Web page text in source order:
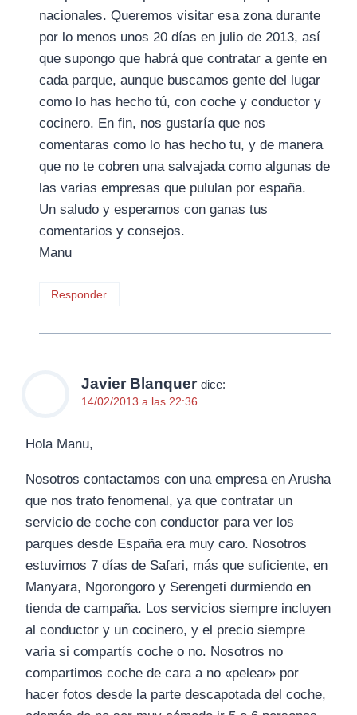
nacionales. Queremos visitar esa zona durante
por lo menos unos 20 días en julio de 2013, así
que supongo que habrá que contratar a gente en
cada parque, aunque buscamos gente del lugar
como lo has hecho tú, con coche y conductor y
cocinero. En fin, nos gustaría que nos
comentaras como lo has hecho tu, y de manera
que no te cobren una salvajada como algunas de
las varias empresas que pululan por españa.
Un saludo y esperamos con ganas tus
comentarios y consejos.
Manu
Responder
Javier Blanquer dice:
14/02/2013 a las 22:36
Hola Manu,
Nosotros contactamos con una empresa en Arusha
que nos trato fenomenal, ya que contratar un
servicio de coche con conductor para ver los
parques desde España era muy caro. Nosotros
estuvimos 7 días de Safari, más que suficiente, en
Manyara, Ngorongoro y Serengeti durmiendo en
tienda de campaña. Los servicios siempre incluyen
al conductor y un cocinero, y el precio siempre
varia si compartís coche o no. Nosotros no
compartimos coche de cara a no «pelear» por
hacer fotos desde la parte descapotada del coche,